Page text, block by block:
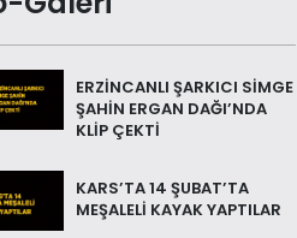
ERZİNCANLI ŞARKICI SİMGE
ŞAHİN ERGAN DAĞI’NDA
KLİP ÇEKTİ
KARS’TA 14 ŞUBAT’TA
MEŞALELİ KAYAK YAPTILAR